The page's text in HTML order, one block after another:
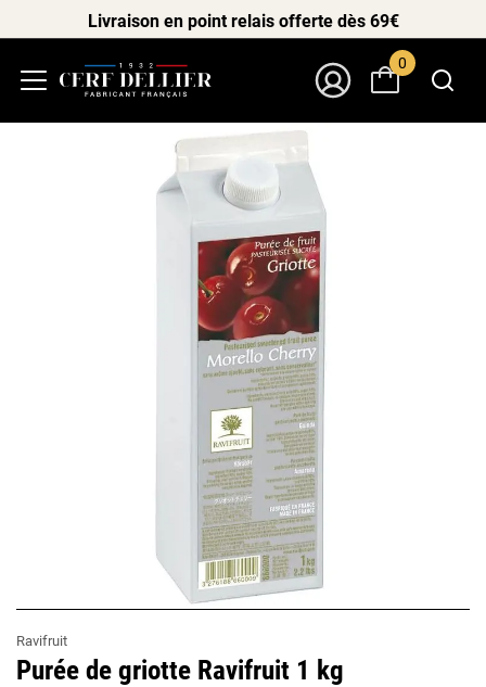
Livraison en point relais offerte dès 69€
0
Ravifruit
Purée de griotte Ravifruit 1 kg